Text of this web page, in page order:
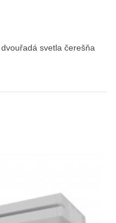
svetla čerešňa